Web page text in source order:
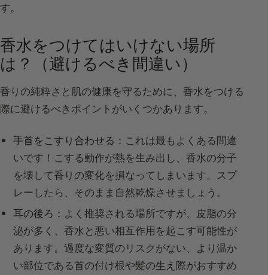
す。
香水をつけてはいけない場所
は？（避けるべき間違い）
香りの純粋さと肌の健康を守るために、香水をつける
際に避けるべきポイントがいくつかあります。
手首をこすり合わせる： これは最もよくある間違
いです！こする動作が熱を生み出し、香水の分子
を壊して香りの変化を損なってしまいます。スプ
レーしたら、そのまま自然乾燥させましょう。
耳の後ろ： よく推奨される場所ですが、皮脂の分
泌が多く、香水と悪い相互作用を起こす可能性が
あります。過度な変質のリスクがない、より温か
い部位である首の付け根や髪の生え際がおすすめ